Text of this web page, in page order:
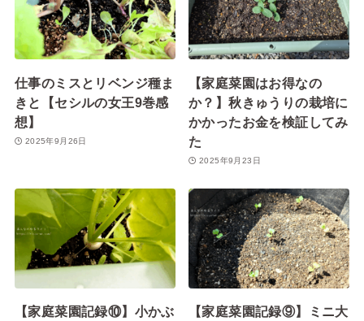
仕事のミスとリベンジ種ま
きと【セシルの女王9巻感
想】
2025年9月26日
【家庭菜園はお得なの
か？】秋きゅうりの栽培に
かかったお金を検証してみ
た
2025年9月23日
【家庭菜園記録⑩】小かぶ
【家庭菜園記録⑨】ミニ大